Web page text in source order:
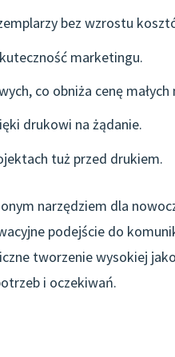
bez wzrostu
marketingu.
co obniża cenę małych
drukowi na żądanie.
tuż przed drukiem.
narzędziem dla
podejście do
tworzenie wysokiej
i oczekiwań.